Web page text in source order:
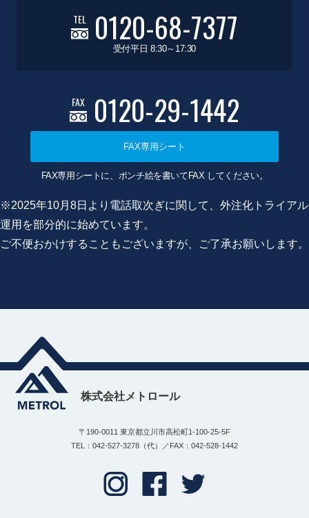
TEL 0120-68-7377
受付平日 8:30～17:30
FAX 0120-29-1442
FAX専用シート
FAX専用シートに、ポンチ絵を書いてFAX してください。
※2025年10月8日より電話取次ぎに関して、外注化トライアル
運用を部分的に始めています。
ご不便おかけすることもございますが、ご了承お願いします。
株式会社メトロール
〒190-0011 東京都立川市高松町1-100-25-5F
TEL：042-527-3278（代）／FAX：042-528-1442